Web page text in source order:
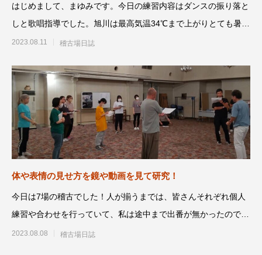
はじめまして、まゆみです。今日の練習内容はダンスの振り落と
しと歌唱指導でした。旭川は最高気温34℃まで上がりとても暑い
一日
2023.08.11 稽古場日誌
体や表情の見せ方を鏡や動画を見て研究！
今日は7場の稽古でした！人が揃うまでは、皆さんそれぞれ個人
練習や合わせを行っていて、私は途中まで出番が無かったので、
別場面のダンス復
2023.08.08 稽古場日誌